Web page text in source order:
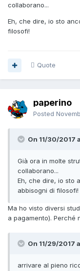
collaborano...
Eh, che dire, io sto
filosofi!
Quote
paperino
Posted
On 11/30/2017
Già ora in molte
collaborano...
Eh, che dire, io sto
abbisogni di filosofi!
Ma ho visto diversi
a pagamento). Perché
On 11/29/2017
arrivare al pieno